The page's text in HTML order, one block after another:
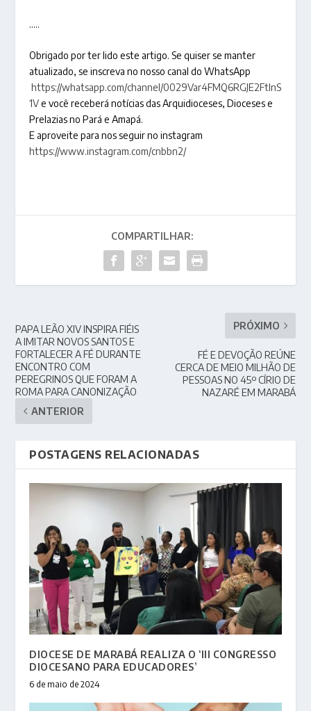
…..
Obrigado por ter lido este artigo. Se quiser se manter
atualizado, se inscreva no nosso canal do WhatsApp
https://whatsapp.com/channel/0029Var4FMQ6RGJE2FtlnS
1Ve você receberá notícias das Arquidioceses, Dioceses e
Prelazias no Pará e Amapá.
E aproveite para nos seguir no instagram
https://www.instagram.com/cnbbn2/
COMPARTILHAR:
PAPA LEÃO XIV INSPIRA FIÉIS
A IMITAR NOVOS SANTOS E
FORTALECER A FÉ DURANTE
ENCONTRO COM
PEREGRINOS QUE FORAM A
ROMA PARA CANONIZAÇÃO
ANTERIOR
PRÓXIMO
FÉ E DEVOÇÃO REÚNE
CERCA DE MEIO MILHÃO DE
PESSOAS NO 45º CÍRIO DE
NAZARÉ EM MARABÁ
POSTAGENS RELACIONADAS
DIOCESE DE MARABÁ REALIZA O ‘III CONGRESSO
DIOCESANO PARA EDUCADORES’
6 de maio de 2024